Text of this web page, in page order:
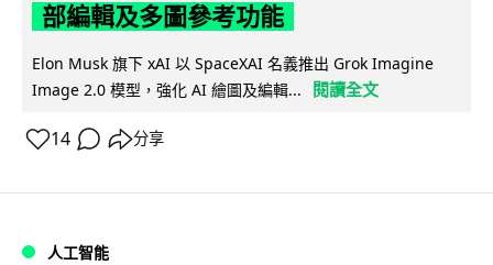
部編輯及多圖參考功能
Elon Musk 旗下 xAI 以 SpaceXAI 名義推出 Grok Imagine
Image 2.0 模型，強化 AI 繪圖及編輯...
閱讀全文
14 分享
人工智能